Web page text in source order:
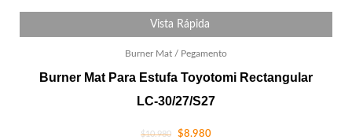
Vista Rápida
Burner Mat / Pegamento
Burner Mat Para Estufa Toyotomi Rectangular
LC-30/27/S27
$10.980 $8.980